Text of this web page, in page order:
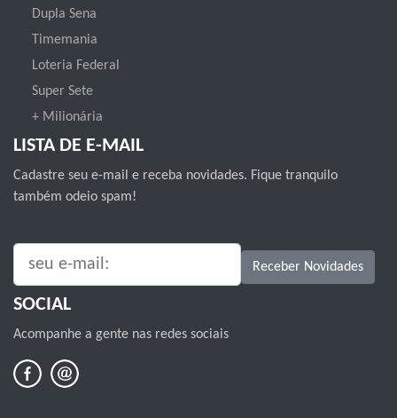
Dupla Sena
Timemania
Loteria Federal
Super Sete
+ Milionária
LISTA DE E-MAIL
Cadastre seu e-mail e receba novidades. Fique tranquilo
também odeio spam!
SEU E-MAIL: Receber Novidades
SOCIAL
Acompanhe a gente nas redes sociais